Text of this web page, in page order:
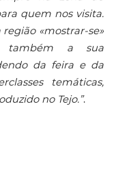
quem nos visita.
«mostrar-se»
também a sua
da feira e da
temáticas,
no Tejo.”.